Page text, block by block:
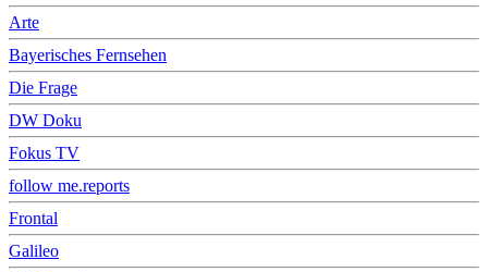
Arte
Bayerisches Fernsehen
Die Frage
DW Doku
Fokus TV
follow me.reports
Frontal
Galileo